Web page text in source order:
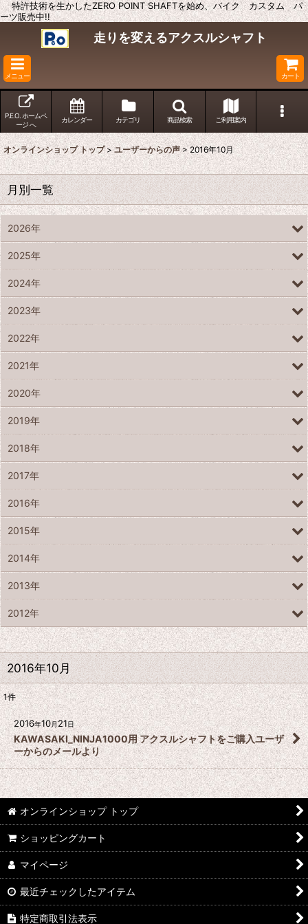
特許技術を生かしたZERO POINT SHAFTを始め、バイク カスタム パ
ーツ販売中!!
走りを変えるアクスルシャフト
メニュー カート
P.E.O. ホームペ
ージ へ
カレンダー カテゴリ 商品検索 ご利用案内
オンラインショップ トップ > ユーザーからの声 > 2016年10月
2016年10月
1件
2016年10月21日
KAWASAKI_NINJA1000用 アクスルシャフトをご購入ユーザ
ーからのメールより
月別一覧
2026年
2025年
2024年
2023年
2022年
2021年
2020年
2019年
2018年
2017年
2016年
2015年
2014年
2013年
2012年
オンラインショップ トップ
ショッピングカート
マイページ
最近チェックしたアイテム
特定商取引法表示